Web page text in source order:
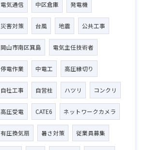
電気通信 中区倉庫 発電機
災害対策 台風 地震 公共工事
岡山市南区箕島 電気主任技術者
停電作業 中電工 高圧縁切り
自社工事 自営柱 ハツリ コンクリ
高圧受電 CATE6 ネットワークカメラ
有圧換気扇 暑さ対策 従業員募集